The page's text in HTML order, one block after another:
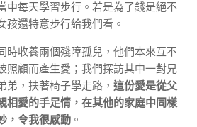
中每天學習步行。若是為了錢是絕不
孩還特意步行給我們看。
時收養兩個殘障孤兒，他們本來互不
照顧而產生愛；我們探訪其中一對兄
弟，扶著椅子學走路， 這份愛是從父
相愛的手足情，在其他的家庭中同樣
，令我很感動 。